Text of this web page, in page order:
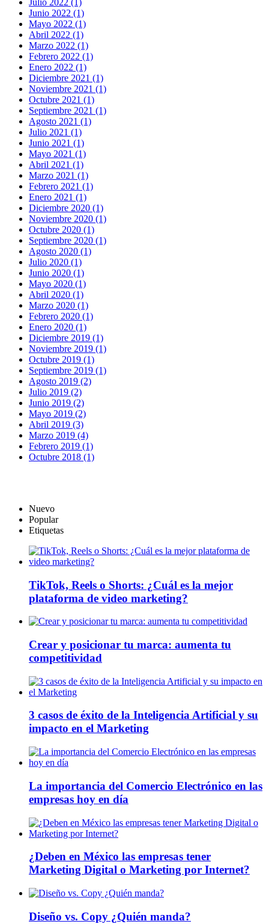
Junio 2022 (1)
Mayo 2022 (1)
Abril 2022 (1)
Marzo 2022 (1)
Febrero 2022 (1)
Enero 2022 (1)
Diciembre 2021 (1)
Noviembre 2021 (1)
Octubre 2021 (1)
Septiembre 2021 (1)
Agosto 2021 (1)
Julio 2021 (1)
Junio 2021 (1)
Mayo 2021 (1)
Abril 2021 (1)
Marzo 2021 (1)
Febrero 2021 (1)
Enero 2021 (1)
Diciembre 2020 (1)
Noviembre 2020 (1)
Octubre 2020 (1)
Septiembre 2020 (1)
Agosto 2020 (1)
Julio 2020 (1)
Junio 2020 (1)
Mayo 2020 (1)
Abril 2020 (1)
Marzo 2020 (1)
Febrero 2020 (1)
Enero 2020 (1)
Diciembre 2019 (1)
Noviembre 2019 (1)
Octubre 2019 (1)
Septiembre 2019 (1)
Agosto 2019 (2)
Julio 2019 (2)
Junio 2019 (2)
Mayo 2019 (2)
Abril 2019 (3)
Marzo 2019 (4)
Febrero 2019 (1)
Octubre 2018 (1)
Nuevo
Popular
Etiquetas
TikTok, Reels o Shorts: ¿Cuál es la mejor
plataforma de video marketing?
Crear y posicionar tu marca: aumenta tu
competitividad
3 casos de éxito de la Inteligencia Artificial y su
impacto en el Marketing
La importancia del Comercio Electrónico en las
empresas hoy en día
¿Deben en México las empresas tener
Marketing Digital o Marketing por Internet?
Diseño vs. Copy ¿Quién manda?